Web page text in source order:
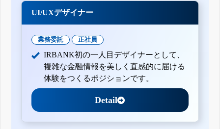
UI/UXデザイナー
業務委託 正社員
IRBANK初の一人目デザイナーとして、
複雑な金融情報を美しく直感的に届ける
体験をつくるポジションです。
Detail